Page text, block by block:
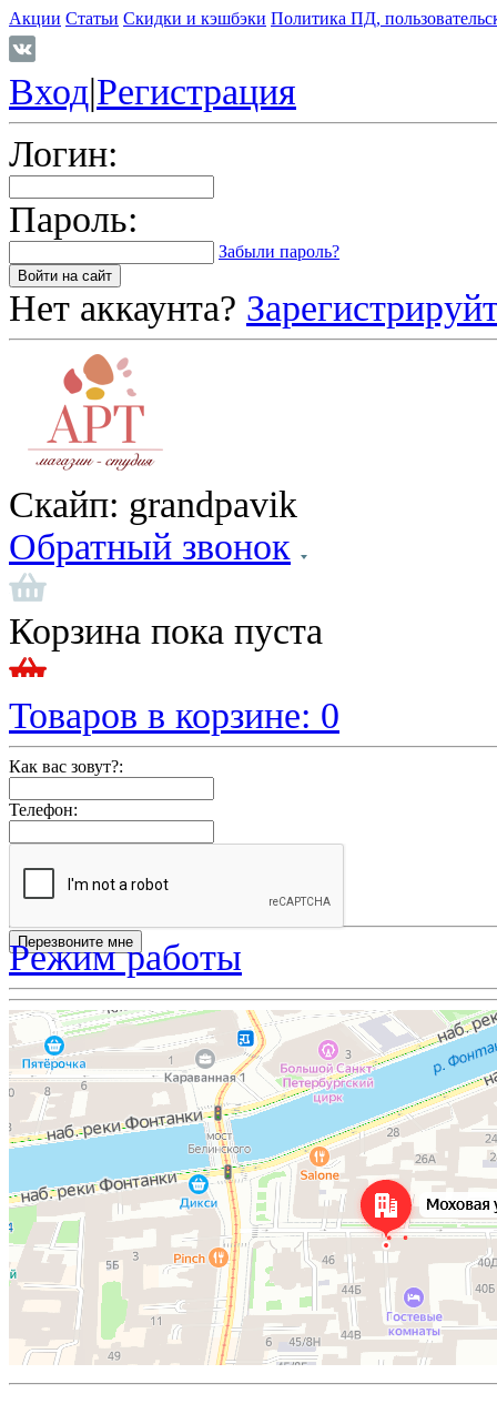
Акции Статьи Скидки и кэшбэки Политика ПД,
Вход|Регистрация
Логин:
Пароль:
Забыли пароль?
Нет аккаунта?
Скайп: grandpavik
Обратный звонок
Корзина пока пуста
Товаров в корзине: 0
Как вас зовут?:
Телефон:
Режим работы